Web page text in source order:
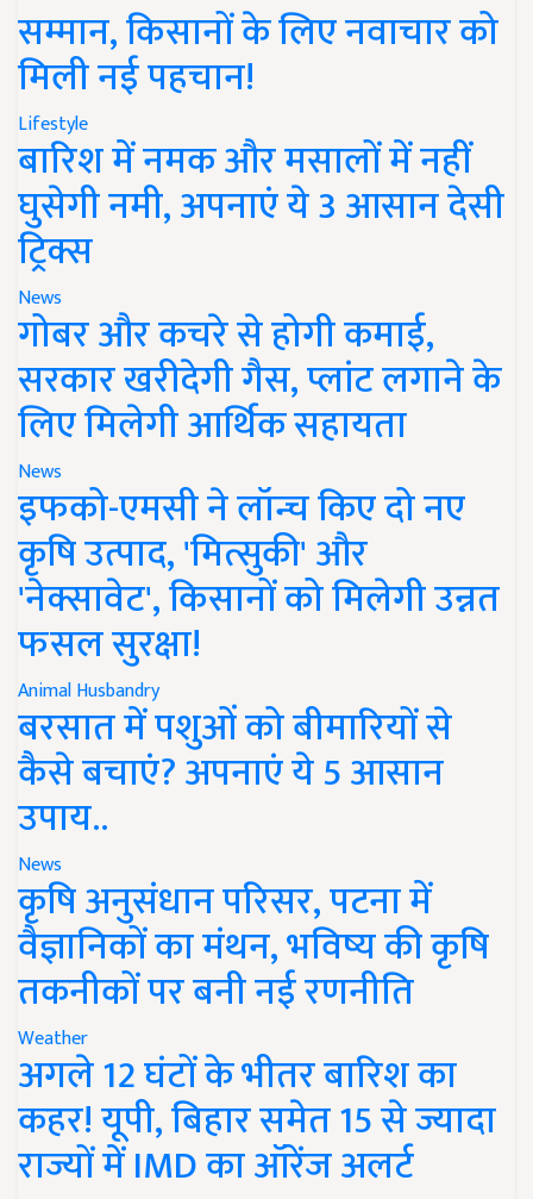
सम्मान, किसानों के लिए नवाचार को
मिली नई पहचान!
Lifestyle
बारिश में नमक और मसालों में नहीं
घुसेगी नमी, अपनाएं ये 3 आसान देसी
ट्रिक्स
News
गोबर और कचरे से होगी कमाई,
सरकार खरीदेगी गैस, प्लांट लगाने के
लिए मिलेगी आर्थिक सहायता
News
इफको-एमसी ने लॉन्च किए दो नए
कृषि उत्पाद, 'मित्सुकी' और
'नेक्सावेट', किसानों को मिलेगी उन्नत
फसल सुरक्षा!
Animal Husbandry
बरसात में पशुओं को बीमारियों से
कैसे बचाएं? अपनाएं ये 5 आसान
उपाय..
News
कृषि अनुसंधान परिसर, पटना में
वैज्ञानिकों का मंथन, भविष्य की कृषि
तकनीकों पर बनी नई रणनीति
Weather
अगले 12 घंटों के भीतर बारिश का
कहर! यूपी, बिहार समेत 15 से ज्यादा
राज्यों में IMD का ऑरेंज अलर्ट